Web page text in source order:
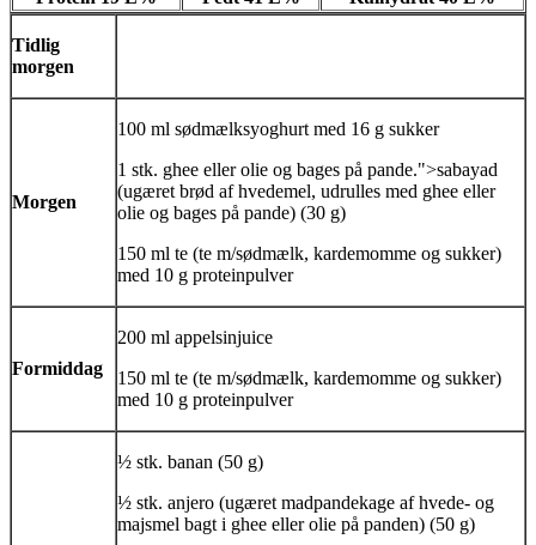
Tidlig
morgen
Morgen
100 ml sødmælksyoghurt med 16 g sukker
1 stk. ghee eller olie og bages på pande.">sabayad
(ugæret brød af hvedemel, udrulles med ghee eller
olie og bages på pande) (30 g)
150 ml te (te m/sødmælk, kardemomme og sukker)
med 10 g proteinpulver
Formiddag
200 ml appelsinjuice
150 ml te (te m/sødmælk, kardemomme og sukker)
med 10 g proteinpulver
½ stk. banan (50 g)
½ stk. anjero (ugæret madpandekage af hvede- og
majsmel bagt i ghee eller olie på panden) (50 g)